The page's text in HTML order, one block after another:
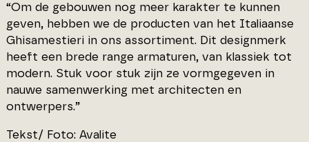
“Om de gebouwen nog meer karakter te kunnen
geven, hebben we de producten van het Italiaanse
Ghisamestieri in ons assortiment. Dit designmerk
heeft een brede range armaturen, van klassiek tot
modern. Stuk voor stuk zijn ze vormgegeven in
nauwe samenwerking met architecten en
ontwerpers.”
Tekst/ Foto: Avalite